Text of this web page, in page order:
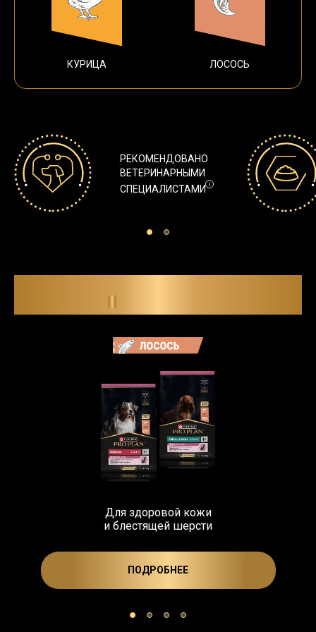
КУРИЦА ЛОСОСЬ
РЕКОМЕНДОВАНО
ВЕТЕРИНАРНЫМИ
СПЕЦИАЛИСТАМИ
ДЛЯ ВАШЕЙ СОБАКИ
Для здоровой кожи
и блестящей шерсти
ПОДРОБНЕЕ